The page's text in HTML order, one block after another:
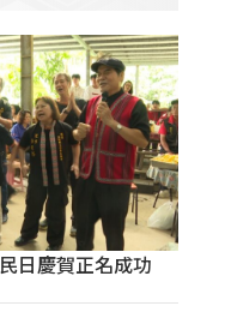
日慶賀正名成功